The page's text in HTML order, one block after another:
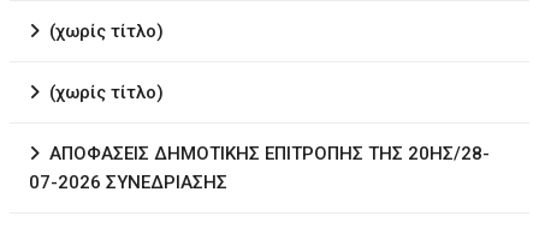
(χωρίς τίτλο)
(χωρίς τίτλο)
ΑΠΟΦΑΣΕΙΣ ΔΗΜΟΤΙΚΗΣ ΕΠΙΤΡΟΠΗΣ ΤΗΣ 20ΗΣ/28-
07-2026 ΣΥΝΕΔΡΙΑΣΗΣ